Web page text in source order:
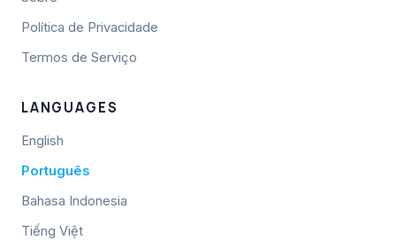
Política de Privacidade
Termos de Serviço
LANGUAGES
English
Português
Bahasa Indonesia
Tiếng Việt